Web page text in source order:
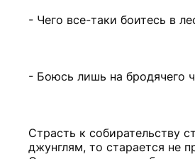
- Чего все-таки боитесь в
- Боюсь лишь на бродячего
Страсть к собирательству
джунглям, то старается не